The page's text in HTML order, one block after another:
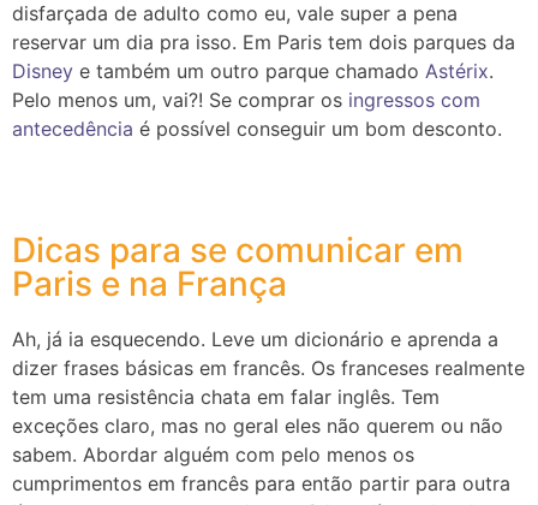
disfarçada de adulto como eu, vale super a pena
reservar um dia pra isso. Em Paris tem dois parques da
Disney e também um outro parque chamado Astérix.
Pelo menos um, vai?! Se comprar os ingressos com
antecedência é possível conseguir um bom desconto.
Dicas para se comunicar em
Paris e na França
Ah, já ia esquecendo. Leve um dicionário e aprenda a
dizer frases básicas em francês. Os franceses realmente
tem uma resistência chata em falar inglês. Tem
exceções claro, mas no geral eles não querem ou não
sabem. Abordar alguém com pelo menos os
cumprimentos em francês para então partir para outra